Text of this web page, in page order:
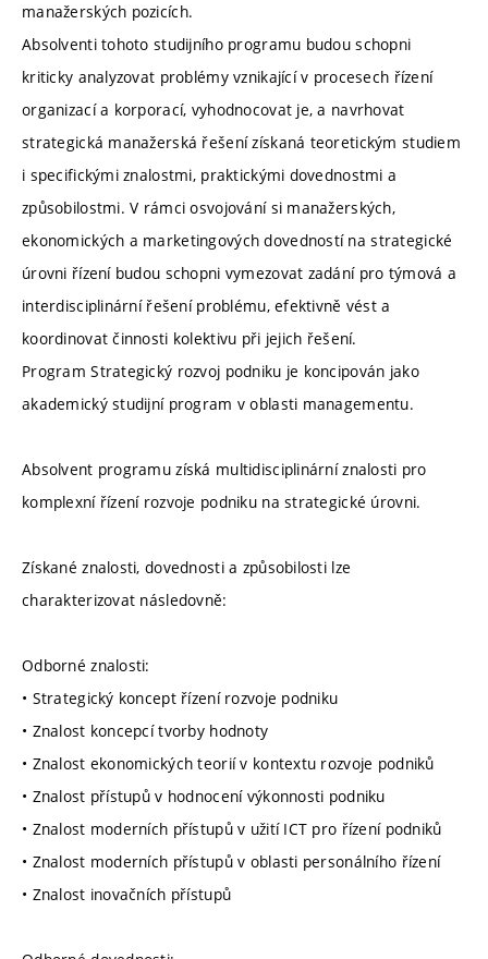
manažerských pozicích.
Absolventi tohoto studijního programu budou schopni
kriticky analyzovat problémy vznikající v procesech řízení
organizací a korporací, vyhodnocovat je, a navrhovat
strategická manažerská řešení získaná teoretickým studiem
i specifickými znalostmi, praktickými dovednostmi a
způsobilostmi. V rámci osvojování si manažerských,
ekonomických a marketingových dovedností na strategické
úrovni řízení budou schopni vymezovat zadání pro týmová a
interdisciplinární řešení problému, efektivně vést a
koordinovat činnosti kolektivu při jejich řešení.
Program Strategický rozvoj podniku je koncipován jako
akademický studijní program v oblasti managementu.
Absolvent programu získá multidisciplinární znalosti pro
komplexní řízení rozvoje podniku na strategické úrovni.
Získané znalosti, dovednosti a způsobilosti lze
charakterizovat následovně:
Odborné znalosti:
• Strategický koncept řízení rozvoje podniku
• Znalost koncepcí tvorby hodnoty
• Znalost ekonomických teorií v kontextu rozvoje podniků
• Znalost přístupů v hodnocení výkonnosti podniku
• Znalost moderních přístupů v užití ICT pro řízení podniků
• Znalost moderních přístupů v oblasti personálního řízení
• Znalost inovačních přístupů